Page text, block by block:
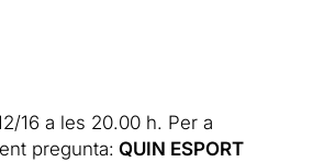
16 a les 20.00 h. Per a
pregunta: QUIN ESPORT